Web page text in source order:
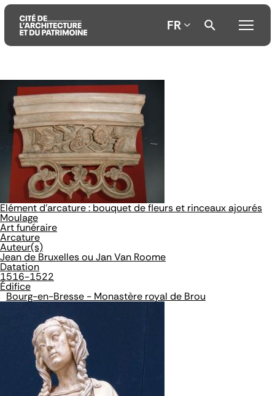
Aller
au
contenu
principal
Aller
au
menu
principal
Aller
recherche
FR
Elément d'arcature : bouquet de fleurs et rinceaux ajourés
Moulage
Art funéraire
Arcature
Auteur(s)
Jean de Bruxelles ou Jan Van Roome
Datation
1516-1522
Édifice
Bourg-en-Bresse - Monastère royal de Brou